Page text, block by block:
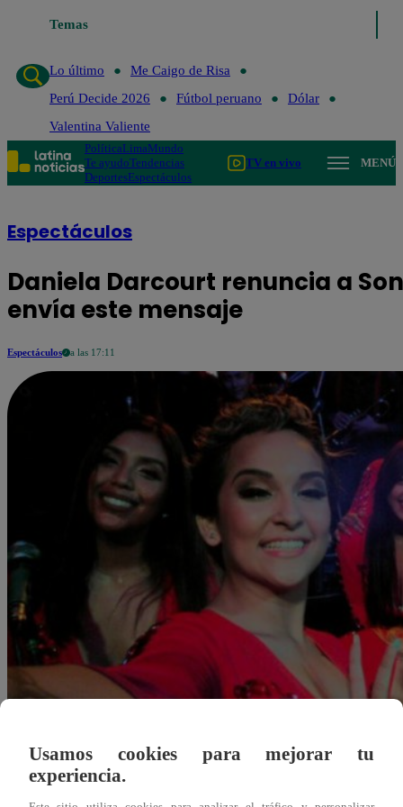
Temas
Lo último
Me Caigo de Risa
Perú Decide 2026
Fútbol peruano
Dólar
Valentina Valiente
PolíticaLimaMundo
Te ayudoTendencias
DeportesEspectáculos
TV en vivo MENÚ
Espectáculos
Daniela Darcourt renuncia a
envía este mensaje
Espectáculos a las 17:11
Usamos cookies para mejorar tu
experiencia.